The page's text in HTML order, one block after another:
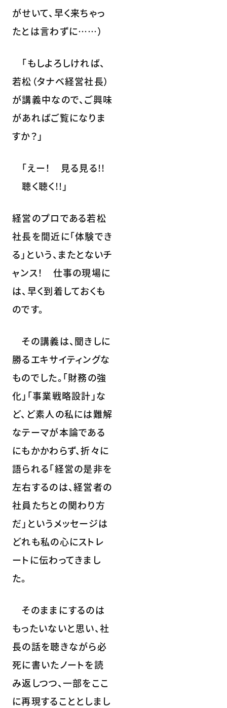
がせいて、早く来ちゃっ
たとは言わずに……）
「もしよろしければ、
若松（タナベ経営社長）
が講義中なので、ご興味
があればご覧になりま
すか？」
「えー！ 見る見る!!
聴く聴く!!」
経営のプロである若松
社長を間近に「体験でき
る」という、またとないチ
ャンス！ 仕事の現場に
は、早く到着しておくも
のです。
その講義は、聞きしに
勝るエキサイティングな
ものでした。「財務の強
化」「事業戦略設計」な
ど、ど素人の私には難解
なテーマが本論である
にもかかわらず、折々に
語られる「経営の是非を
左右するのは、経営者の
社員たちとの関わり方
だ」というメッセージは
どれも私の心にストレ
ートに伝わってきまし
た。
そのままにするのは
もったいないと思い、社
長の話を聴きながら必
死に書いたノートを読
み返しつつ、一部をここ
に再現することとしまし